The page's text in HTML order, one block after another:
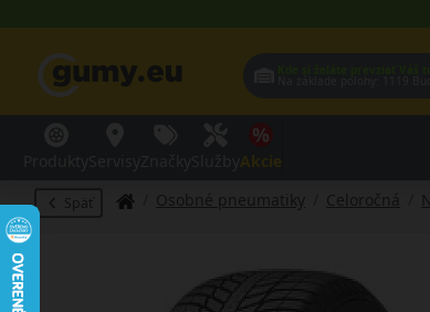
Na základe polohy:
Späť Osobné pneumatiky Celoročná